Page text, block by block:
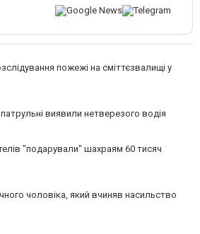
пожежі на сміттєзвалищі у
виявили нетверезого водія
"подарували" шахраям 60 тисяч
чоловіка, який вчиняв насильство